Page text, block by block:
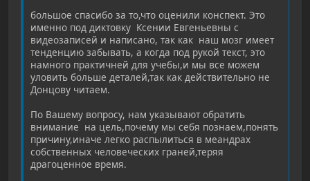
большое спасибо за то,что оценили конспект. Это
именно под диктовку Ксении Евгеньевны с
видеозаписей и написано, так как наш мозг имеет
тенденцию забывать, а когда под рукой текст, это
намного практичней для учебы,и мы все можем
уловить больше деталей,так как действительно не
Донцову читаем.
По Вашему вопросу, нам указывают обратить
внимание на цель,почему мы себя познаем,понять
причину,иначе легко распылиться в меандрах
собственных человеческих граней,теряя
драгоценное время.